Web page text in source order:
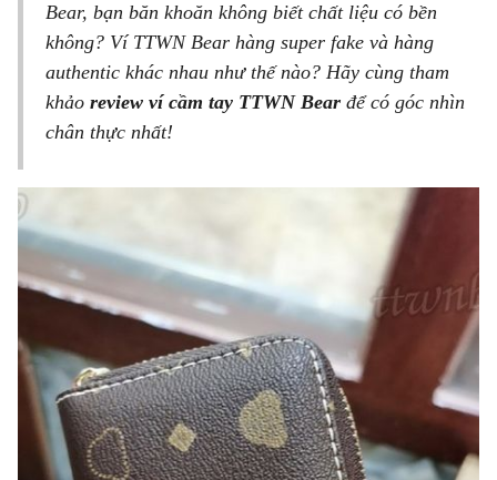
Bear, bạn băn khoăn không biết chất liệu có bền
không? Ví TTWN Bear hàng super fake và hàng
authentic khác nhau như thế nào? Hãy cùng tham
khảo review ví cầm tay TTWN Bear để có góc nhìn
chân thực nhất!